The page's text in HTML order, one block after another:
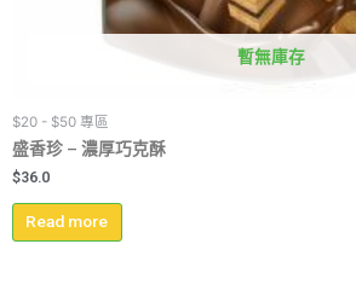
暫無庫存
$20 - $50 專區
盛香珍 – 濃厚巧克酥
$36.0
Read more